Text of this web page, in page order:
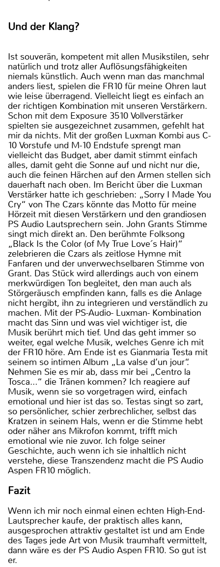
Und der Klang?
Ist souverän, kompetent mit allen Musikstilen, sehr
natürlich und trotz aller Auflösungsfähigkeiten
niemals künstlich. Auch wenn man das manchmal
anders liest, spielen die FR10 für meine Ohren laut
wie leise überragend. Vielleicht liegt es einfach an
der richtigen Kombination mit unseren Verstärkern.
Schon mit dem Exposure 3510 Vollverstärker
spielten sie ausgezeichnet zusammen, gefehlt hat
mir da nichts. Mit der großen Luxman Kombi aus C-
10 Vorstufe und M-10 Endstufe sprengt man
vielleicht das Budget, aber damit stimmt einfach
alles, damit geht die Sonne auf und nicht nur die,
auch die feinen Härchen auf den Armen stellen sich
dauerhaft nach oben. Im Bericht über die Luxman
Verstärker hatte ich geschrieben: „Sorry I Made You
Cry“ von The Czars könnte das Motto für meine
Hörzeit mit diesen Verstärkern und den grandiosen
PS Audio Lautsprechern sein. John Grants Stimme
singt mich direkt an. Den berühmte Folksong
„Black Is the Color (of My True Love´s Hair)“
zelebrieren die Czars als zeitlose Hymne mit
Fanfaren und der unverwechselbaren Stimme von
Grant. Das Stück wird allerdings auch von einem
merkwürdigen Ton begleitet, den man auch als
Störgeräusch empfinden kann, falls es die Anlage
nicht hergibt, ihn zu integrieren und verständlich zu
machen. Mit der PS-Audio- Luxman- Kombination
macht das Sinn und was viel wichtiger ist, die
Musik berührt mich tief. Und das geht immer so
weiter, egal welche Musik, welches Genre ich mit
der FR10 höre. Am Ende ist es Gianmaria Testa mit
seinem so intimen Album „La valse d’un jour“.
Nehmen Sie es mir ab, dass mir bei „Centro la
Tosca…“ die Tränen kommen? Ich reagiere auf
Musik, wenn sie so vorgetragen wird, einfach
emotional und hier ist das so. Testas singt so zart,
so persönlicher, schier zerbrechlicher, selbst das
Kratzen in seinem Hals, wenn er die Stimme hebt
oder näher ans Mikrofon kommt, trifft mich
emotional wie nie zuvor. Ich folge seiner
Geschichte, auch wenn ich sie inhaltlich nicht
verstehe, diese Transzendenz macht die PS Audio
Aspen FR10 möglich.
Fazit
Wenn ich mir noch einmal einen echten High-End-
Lautsprecher kaufe, der praktisch alles kann,
ausgesprochen attraktiv gestaltet ist und am Ende
des Tages jede Art von Musik traumhaft vermittelt,
dann wäre es der PS Audio Aspen FR10. So gut ist
er.